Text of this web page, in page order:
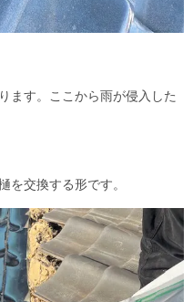
ます。ここから雨が侵入した
を交換する形です。